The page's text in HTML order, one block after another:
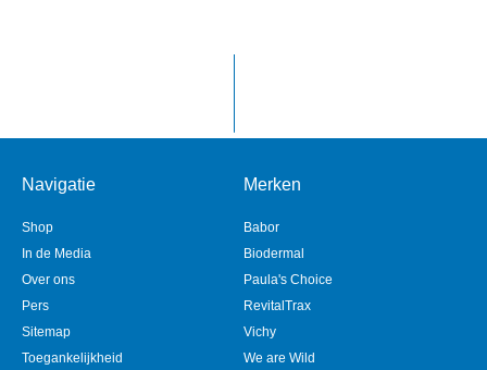
Navigatie
Shop
In de Media
Over ons
Pers
Sitemap
Toegankelijkheid
Merken
Babor
Biodermal
Paula's Choice
RevitalTrax
Vichy
We are Wild